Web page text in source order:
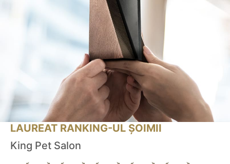
LAUREAT RANKING-UL ȘOIMII
King Pet Salon